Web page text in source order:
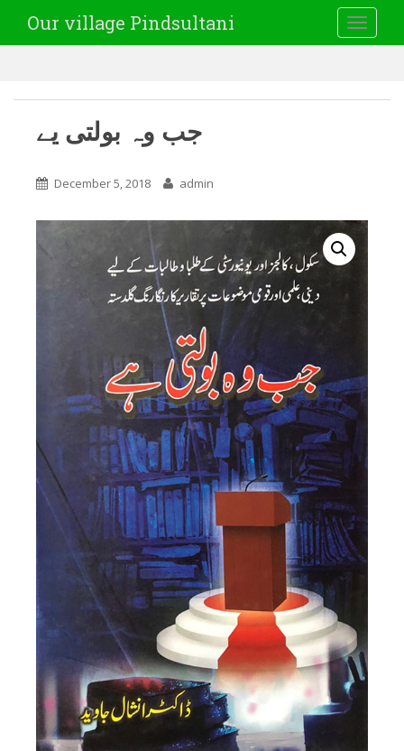
Our village Pindsultani
جب وہ بولتی یے
December 5, 2018 admin